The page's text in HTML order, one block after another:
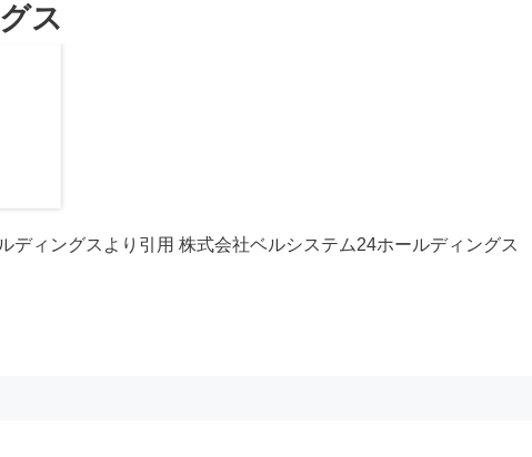
ス
ディングスより引用 株式会社ベルシステム24ホールディングス